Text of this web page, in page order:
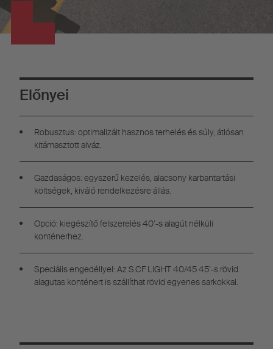
Előnyei
Robusztus: optimalizált hasznos terhelés és súly, átlósan
kitámasztott alváz.
Gazdaságos: egyszerű kezelés, alacsony karbantartási
költségek, kiváló rendelkezésre állás.
Opció: kiegészítő felszerelés 40’-s alagút nélküli
konténerhez.
Speciális engedéllyel: Az S.CF LIGHT 40/45 45’-s rövid
alagutas konténert is szállíthat rövid egyenes sarkokkal.